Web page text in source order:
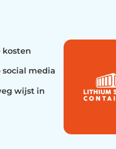
kosten
media
wijst in